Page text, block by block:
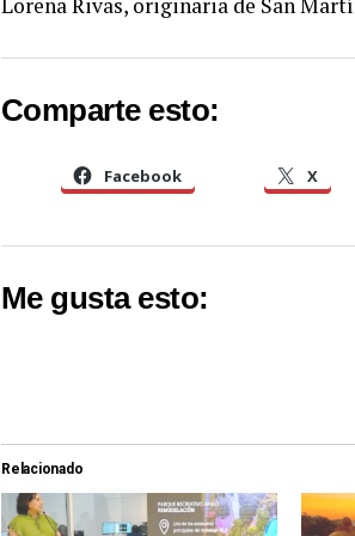
Lorena Rivas, originaria de San
Comparte esto:
Facebook X
Me gusta esto:
Relacionado